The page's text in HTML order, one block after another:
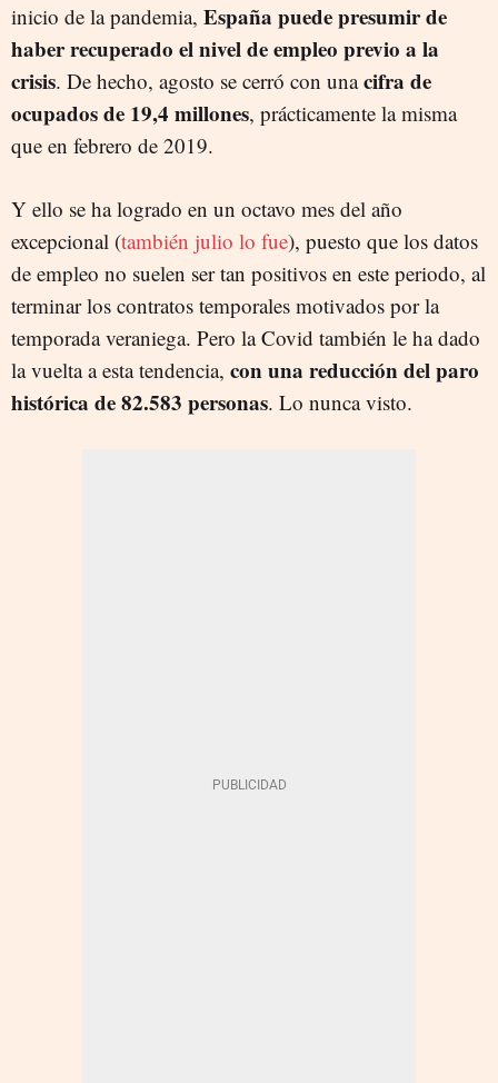
inicio de la pandemia, España puede presumir de
haber recuperado el nivel de empleo previo a la
crisis. De hecho, agosto se cerró con unacifra de
ocupados de 19,4 millones, prácticamente la misma
que en febrero de 2019.
Y ello se ha logrado en un octavo mes del año
excepcional (también julio lo fue), puesto que los datos
de empleo no suelen ser tan positivos en este periodo, al
terminar los contratos temporales motivados por la
temporada veraniega. Pero la Covid también le ha dado
la vuelta a esta tendencia, con una reducción del paro
histórica de 82.583 personas. Lo nunca visto.